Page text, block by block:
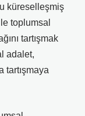
küreselleşmiş
toplumsal
tartışmak
adalet,
tartışmaya